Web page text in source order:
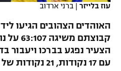
לוח שידורים
הפועל חיפה
הפועל באר שבע
ליגה הולנדית
ליגה טורקית
ליגה סינית
שחייה
ג'ודו
אגרוף
עוז בלייזר | ברני ארדוב‎
האוהדים הצהובים הגיעו
קבוצתם
עם 17 נקודות, 21 נקודות של יאנג לא הספיקו מנגד